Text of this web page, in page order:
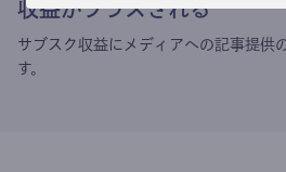
収益がプラスされる
サブスク収益にメディアへの記事提供
す。